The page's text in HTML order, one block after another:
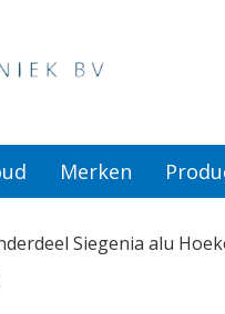
Merken
Siegenia alu